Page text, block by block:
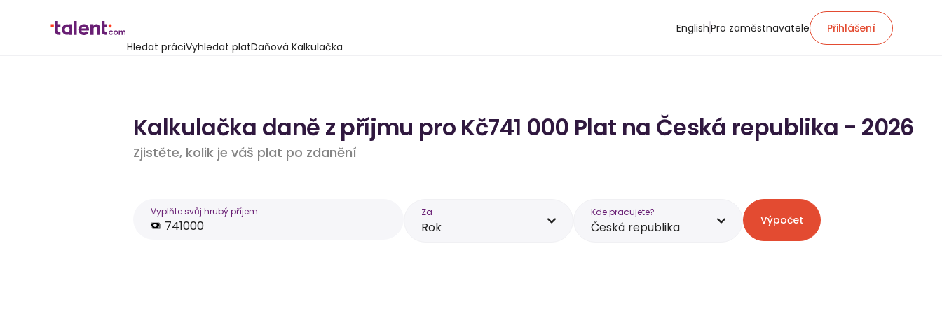
Hledat práciVyhledat platDaňová Kalkulačka
EnglishPro zaměstnavatele Přihlášení
Kalkulačka daně z příjmu pro Kč741 000 Plat na Česká republika - 2026
Zjistěte, kolik je váš plat po zdanění
Vyplňte svůj hrubý příjem Za
Rok
Kde pracujete?
Česká republika Výpočet